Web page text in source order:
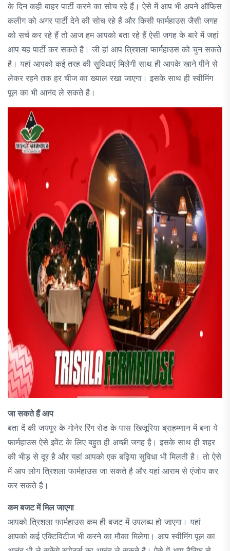
के दिन कही बाहर पार्टी करने का सोच रहे हैं। ऐसे में आप भी अपने ऑफिस
कलीग को अगर पार्टी देने की सोच रहे हैं और किसी फार्महाउस जैसी जगह
को सर्च कर रहे हैं तो आज हम आपको बता रहे हैं ऐसी जगह के बारे में जहां
आप यह पार्टी कर सकते है। जी हां आप त्रिशला फार्महाउस को चुन सकते
है। यहां आपको कई तरह की सुविधाएं मिलेगी साथ ही आपके खाने पीने से
लेकर रहने तक हर चीज का ख्याल रखा जाएगा। इसके साथ ही स्वीमिंग
पूल का भी आनंद ले सकते है।
जा सकते हैं आप
बता दें की जयपुर के गोनेर रिंग रोड के पास खिजूरिया ब्राहम्णान में बना ये
फार्महाउस ऐसे इवेंट के लिए बहुत ही अच्छी जगह है। इसके साथ ही शहर
की भीड़ से दूर है और यहां आपको एक बढ़िया सुविधा भी मिलती है। तो ऐसे
में आप लोग त्रिशला फार्महाउस जा सकते है और यहां आराम से एंजोय कर
कर सकते है।
कम बजट में मिल जाएगा
आपको त्रिशला फार्महाउस कम ही बजट में उपलब्ध हो जाएगा। यहां
आपको कई एक्टिविटीज भी करने का मौका मिलेगा। आप स्वीमिंग पूल का